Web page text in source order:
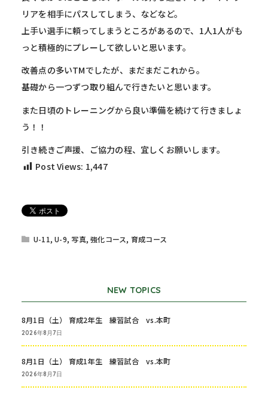
リアを相手にパスしてしまう、などなど。
上手い選手に頼ってしまうところがあるので、1人1人がも
っと積極的にプレーして欲しいと思います。
改善点の多いTMでしたが、まだまだこれから。
基礎から一つずつ取り組んで行きたいと思います。
また日頃のトレーニングから良い準備を続けて行きましょ
う！！
引き続きご声援、ご協力の程、宜しくお願いします。
Post Views: 1,447
U-11,U-9, 写真,強化コース, 育成コース
NEW TOPICS
8月1日（土） 育成2年生 練習試合 vs.本町
2026年8月7日
8月1日（土） 育成1年生 練習試合 vs.本町
2026年8月7日